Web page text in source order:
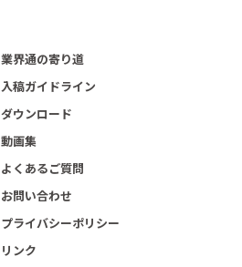
業界通の寄り道
入稿ガイドライン
ダウンロード
動画集
よくあるご質問
お問い合わせ
プライバシーポリシー
リンク